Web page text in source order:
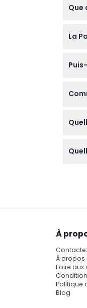
Que
La
À
À propos
Foire aux
Politique
Blog